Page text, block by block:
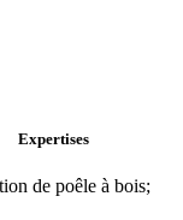
Expertises
de poêle à bois;